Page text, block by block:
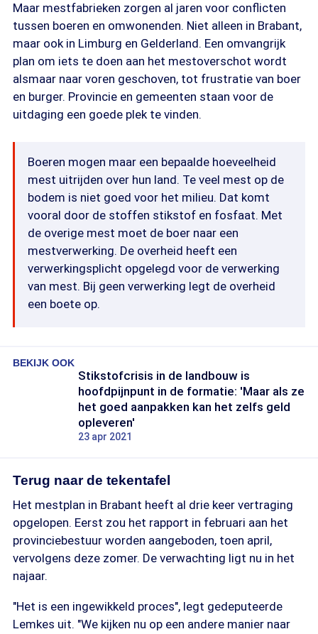
Maar mestfabrieken zorgen al jaren voor conflicten
tussen boeren en omwonenden. Niet alleen in Brabant,
maar ook in Limburg en Gelderland. Een omvangrijk
plan om iets te doen aan het mestoverschot wordt
alsmaar naar voren geschoven, tot frustratie van boer
en burger. Provincie en gemeenten staan voor de
uitdaging een goede plek te vinden.
Boeren mogen maar een bepaalde hoeveelheid
mest uitrijden over hun land. Te veel mest op de
bodem is niet goed voor het milieu. Dat komt
vooral door de stoffen stikstof en fosfaat. Met
de overige mest moet de boer naar een
mestverwerking. De overheid heeft een
verwerkingsplicht opgelegd voor de verwerking
van mest. Bij geen verwerking legt de overheid
een boete op.
BEKIJK OOK
Stikstofcrisis in de landbouw is
hoofdpijnpunt in de formatie: 'Maar als ze
het goed aanpakken kan het zelfs geld
opleveren'
23 apr 2021
Terug naar de tekentafel
Het mestplan in Brabant heeft al drie keer vertraging
opgelopen. Eerst zou het rapport in februari aan het
provinciebestuur worden aangeboden, toen april,
vervolgens deze zomer. De verwachting ligt nu in het
najaar.
"Het is een ingewikkeld proces", legt gedeputeerde
Lemkes uit. "We kijken nu op een andere manier naar